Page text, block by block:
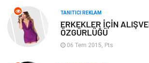
Tatil Genel
Emlak
TANITICI REKLAM
ERKEKLER İÇİN
ÖZGÜRLÜĞÜ
06 Tem 2015, Pts